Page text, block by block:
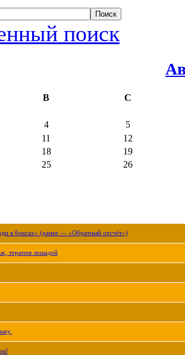
поиск
В С
4
5
11
12
18
19
25
26
в боксах» (ранее — «Обратный отсчёт»)
терапия лошадей